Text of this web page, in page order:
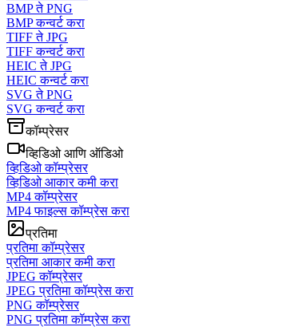
BMP ते PNG
BMP कन्वर्ट करा
TIFF ते JPG
TIFF कन्वर्ट करा
HEIC ते JPG
HEIC कन्वर्ट करा
SVG ते PNG
SVG कन्वर्ट करा
कॉम्प्रेसर
व्हिडिओ आणि ऑडिओ
व्हिडिओ कॉम्प्रेसर
व्हिडिओ आकार कमी करा
MP4 कॉम्प्रेसर
MP4 फाइल्स कॉम्प्रेस करा
प्रतिमा
प्रतिमा कॉम्प्रेसर
प्रतिमा आकार कमी करा
JPEG कॉम्प्रेसर
JPEG प्रतिमा कॉम्प्रेस करा
PNG कॉम्प्रेसर
PNG प्रतिमा कॉम्प्रेस करा